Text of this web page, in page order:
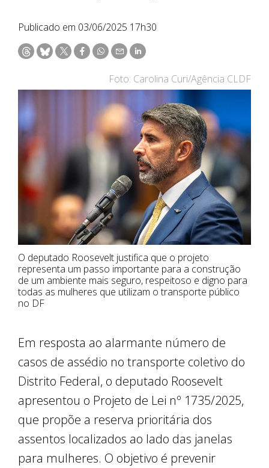
Publicado em 03/06/2025 17h30
Foto: Carolina Curi/Agência CLDF
O deputado Roosevelt justifica que o projeto
representa um passo importante para a construção
de um ambiente mais seguro, respeitoso e digno para
todas as mulheres que utilizam o transporte público
no DF
Em resposta ao alarmante número de
casos de assédio no transporte coletivo do
Distrito Federal, o deputado Roosevelt
apresentou o Projeto de Lei nº 1735/2025,
que propõe a reserva prioritária dos
assentos localizados ao lado das janelas
para mulheres. O objetivo é prevenir